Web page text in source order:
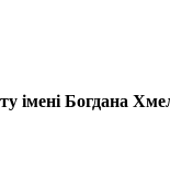
імені Богдана